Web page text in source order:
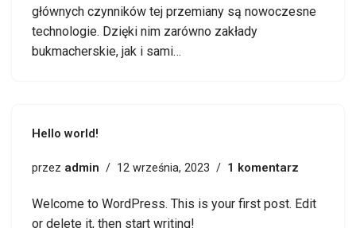
głównych czynników tej przemiany są nowoczesne
technologie. Dzięki nim zarówno zakłady
bukmacherskie, jak i sami…
Hello world!
przez admin 12 września, 2023 1 komentarz
Welcome to WordPress. This is your first post. Edit
or delete it, then start writing!